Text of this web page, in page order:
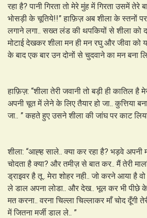
रहा है? पानी गिरता तो मेरे मुंह में गिरता उसमें तेरे
भोसड़ी के चूतिये!!” हाफ़िज़ अब शीला के स्तनों
लगाने लगा.. सख्त लंड की थपकियों से शीला को
मोटाई देखकर शीला मन ही मन रघु और जीवा को
के बाद एक बार उन दोनों से चुदवाने का मन बना
हाफ़िज़: “शीला तेरी जवानी तो बड़ी ही कातिल है
अपनी चूत में लेने के लिए तैयार हो जा.. कुत्तिया
जा.. ” कहते हुए उसने शीला की जांघ पर काट
शीला: “आह्ह साले.. क्या कर रहा है? भड़वे अपनी
चोदता है क्या? और तमीज़ से बात कर.. मैं तेरी
ड्राइवर है तू.. मेरा शोहर नही.. जो करने आया है
ले डाल अपना लोडा.. और देख.. भूल कर भी पीछे
मत करना.. वरना चिल्ला चिल्लाकर माँ चोद
में जितना मर्जी डाल ले.. ”